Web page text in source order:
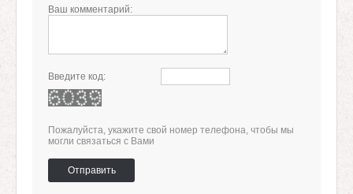
Ваш комментарий:
Введите код:
Пожалуйста, укажите свой номер телефона, чтобы мы
могли связаться с Вами
Отправить